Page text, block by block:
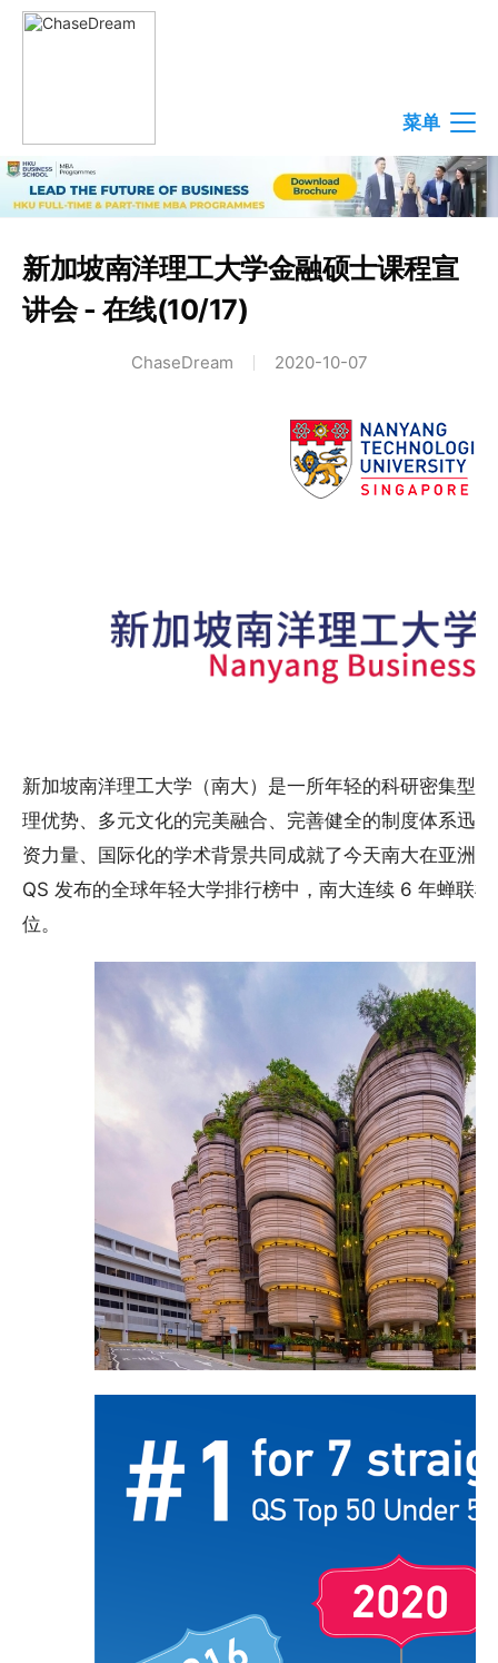
菜单
新加坡南洋理工大学金融硕士课程宣
讲会 - 在线(10/17)
ChaseDream 2020-10-07
新加坡南洋理工大学（南大）是一所年轻的科研密集型
理优势、多元文化的完美融合、完善健全的制度体系迅
资力量、国际化的学术背景共同成就了今天南大在亚洲
QS 发布的全球年轻大学排行榜中，南大连续 6 年蝉联
位。